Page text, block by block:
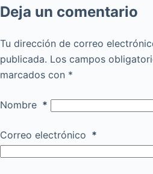
Deja un comentario
Tu dirección de correo
publicada. Los campos
marcados con *
Nombre *
Correo electrónico *